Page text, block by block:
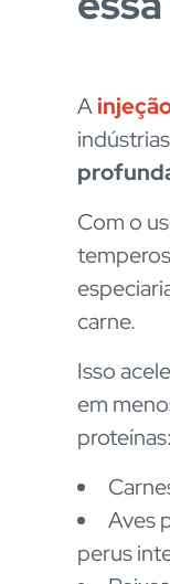
A
Com o
carne.
Isso
em
proteínas:
Aves
perus